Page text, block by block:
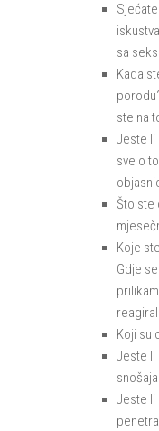
sa
Kada
ste na
Jeste li
sve o
Što ste
Koje
Gdje
Koji su
Jeste li
Jeste li